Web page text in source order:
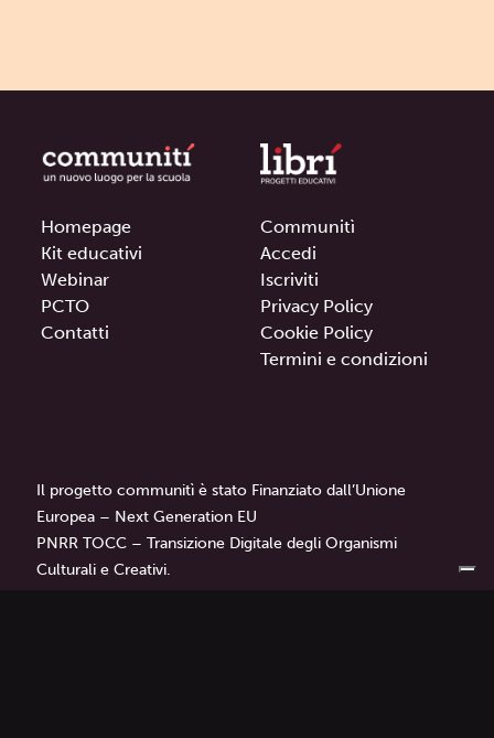
Homepage
Kit educativi
Webinar
PCTO
Contatti
Communitì
Accedi
Iscriviti
Privacy Policy
Cookie Policy
Termini e condizioni
Il progetto communitì è stato Finanziato dall’Unione
Europea – Next Generation EU
PNRR TOCC – Transizione Digitale degli Organismi
Culturali e Creativi.